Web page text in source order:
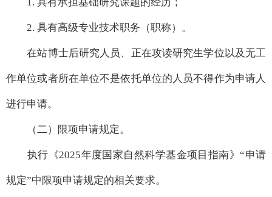
2. 具有高级专业技术职务（职称）。
在站博士后研究人员、正在攻读研究生学位以及无工
作单位或者所在单位不是依托单位的人员不得作为申请人
进行申请。
（二）限项申请规定。
执行《2025年度国家自然科学基金项目指南》“申请
规定”中限项申请规定的相关要求。